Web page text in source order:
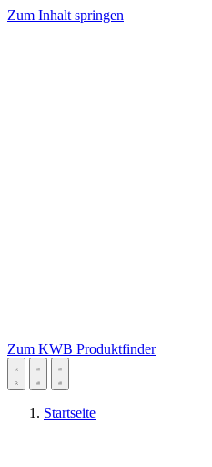
Zum Inhalt springen
Zum KWB Produktfinder
Startseite